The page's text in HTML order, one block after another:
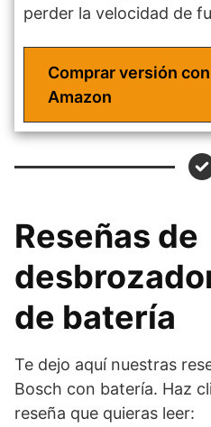
perder la velocidad de
Comprar versión
Amazon
Reseñas de
de batería
Te dejo aquí nuestras
Bosch con batería. Haz
reseña que quieras leer: